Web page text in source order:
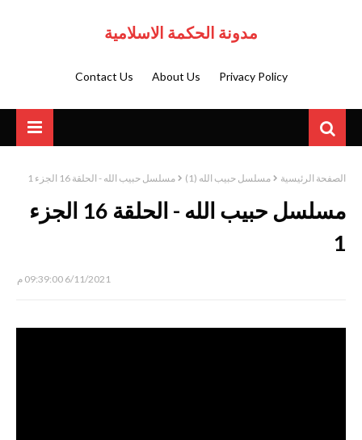
مدونة الحكمة الاسلامية
Privacy Policy
About Us
Contact Us
الصفحة الرئيسية مسلسل حبيب الله (1) مسلسل حبيب الله - الحلقة 16 الجزء 1
مسلسل حبيب الله - الحلقة 16 الجزء
1
6/11/2021 09:39:00 م